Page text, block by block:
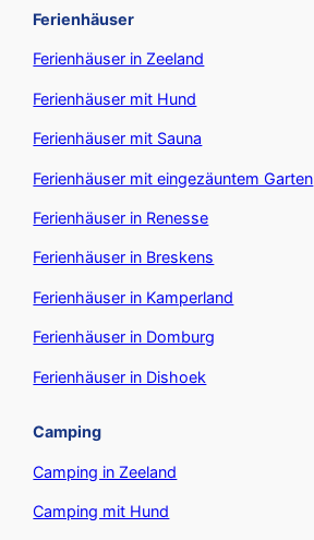
Ferienhäuser
Ferienhäuser in Zeeland
Ferienhäuser mit Hund
Ferienhäuser mit Sauna
Ferienhäuser mit eingezäuntem Garten
Ferienhäuser in Renesse
Ferienhäuser in Breskens
Ferienhäuser in Kamperland
Ferienhäuser in Domburg
Ferienhäuser in Dishoek
Camping
Camping in Zeeland
Camping mit Hund